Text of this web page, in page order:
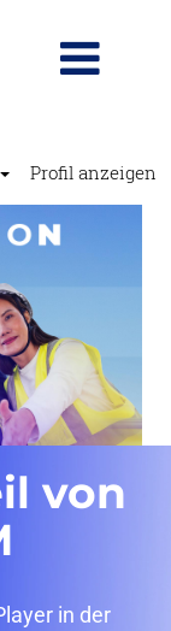
Profil anzeigen
von
in der